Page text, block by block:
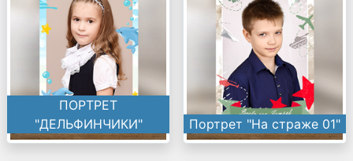
ПОРТРЕТ
"ДЕЛЬФИНЧИКИ"
Портрет "На страже 01"